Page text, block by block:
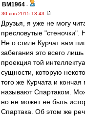
BM1964 -
30 янв 2015 13:43
Друзья, я уже не могу
пресловутые "стеночки".
Не о стиле Курчат вам
забегания это всего лишь
проекция той
сущности, которую
того же Курчата и
называют Спартаком.
но не может не быть
Спартака. Об этом же